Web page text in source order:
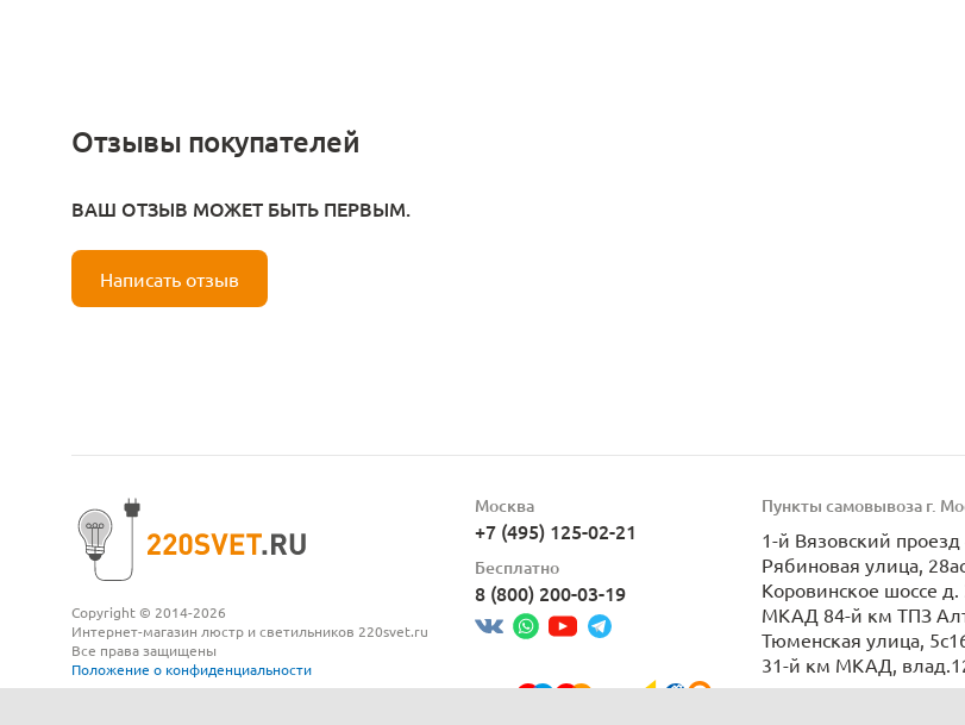
Отзывы покупателей
ВАШ ОТЗЫВ МОЖЕТ БЫТЬ ПЕРВЫМ.
Написать отзыв
Copyright © 2014-2026
Интернет-магазин люстр и светильников 220svet.ru
Все права защищены
Положение о конфиденциальности
Москва
+7 (495) 125-02-21
Бесплатно
8 (800) 200-03-19
Пункты самовывоза г.
1-й Вязовский проезд
Рябиновая улица,
Коровинское шоссе д.
МКАД 84-й км ТПЗ
Тюменская улица,
31-й км МКАД,